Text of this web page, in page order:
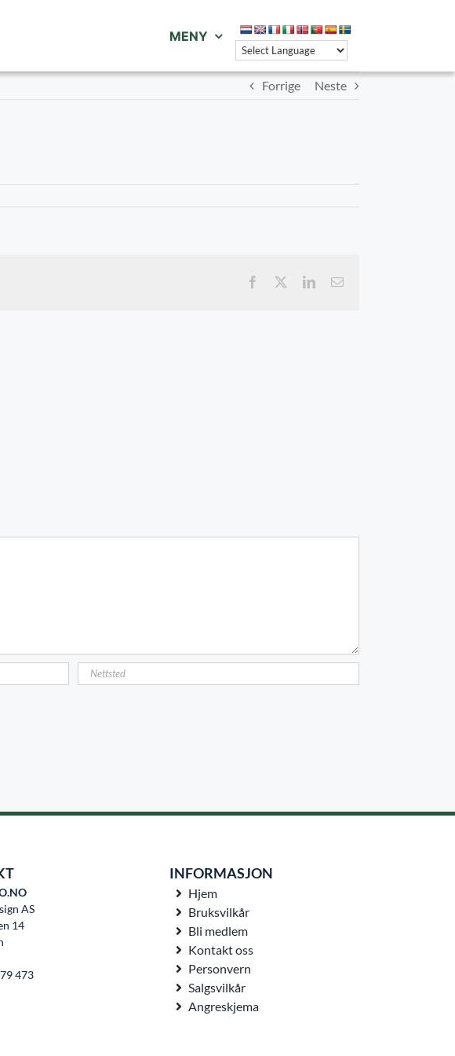
MENY
Forrige Neste
Facebook LinkedIn
E-
AS
14
473
INFORMASJON
Hjem
Bruksvilkår
Bli medlem
Kontakt oss
Personvern
Salgsvilkår
Angreskjema